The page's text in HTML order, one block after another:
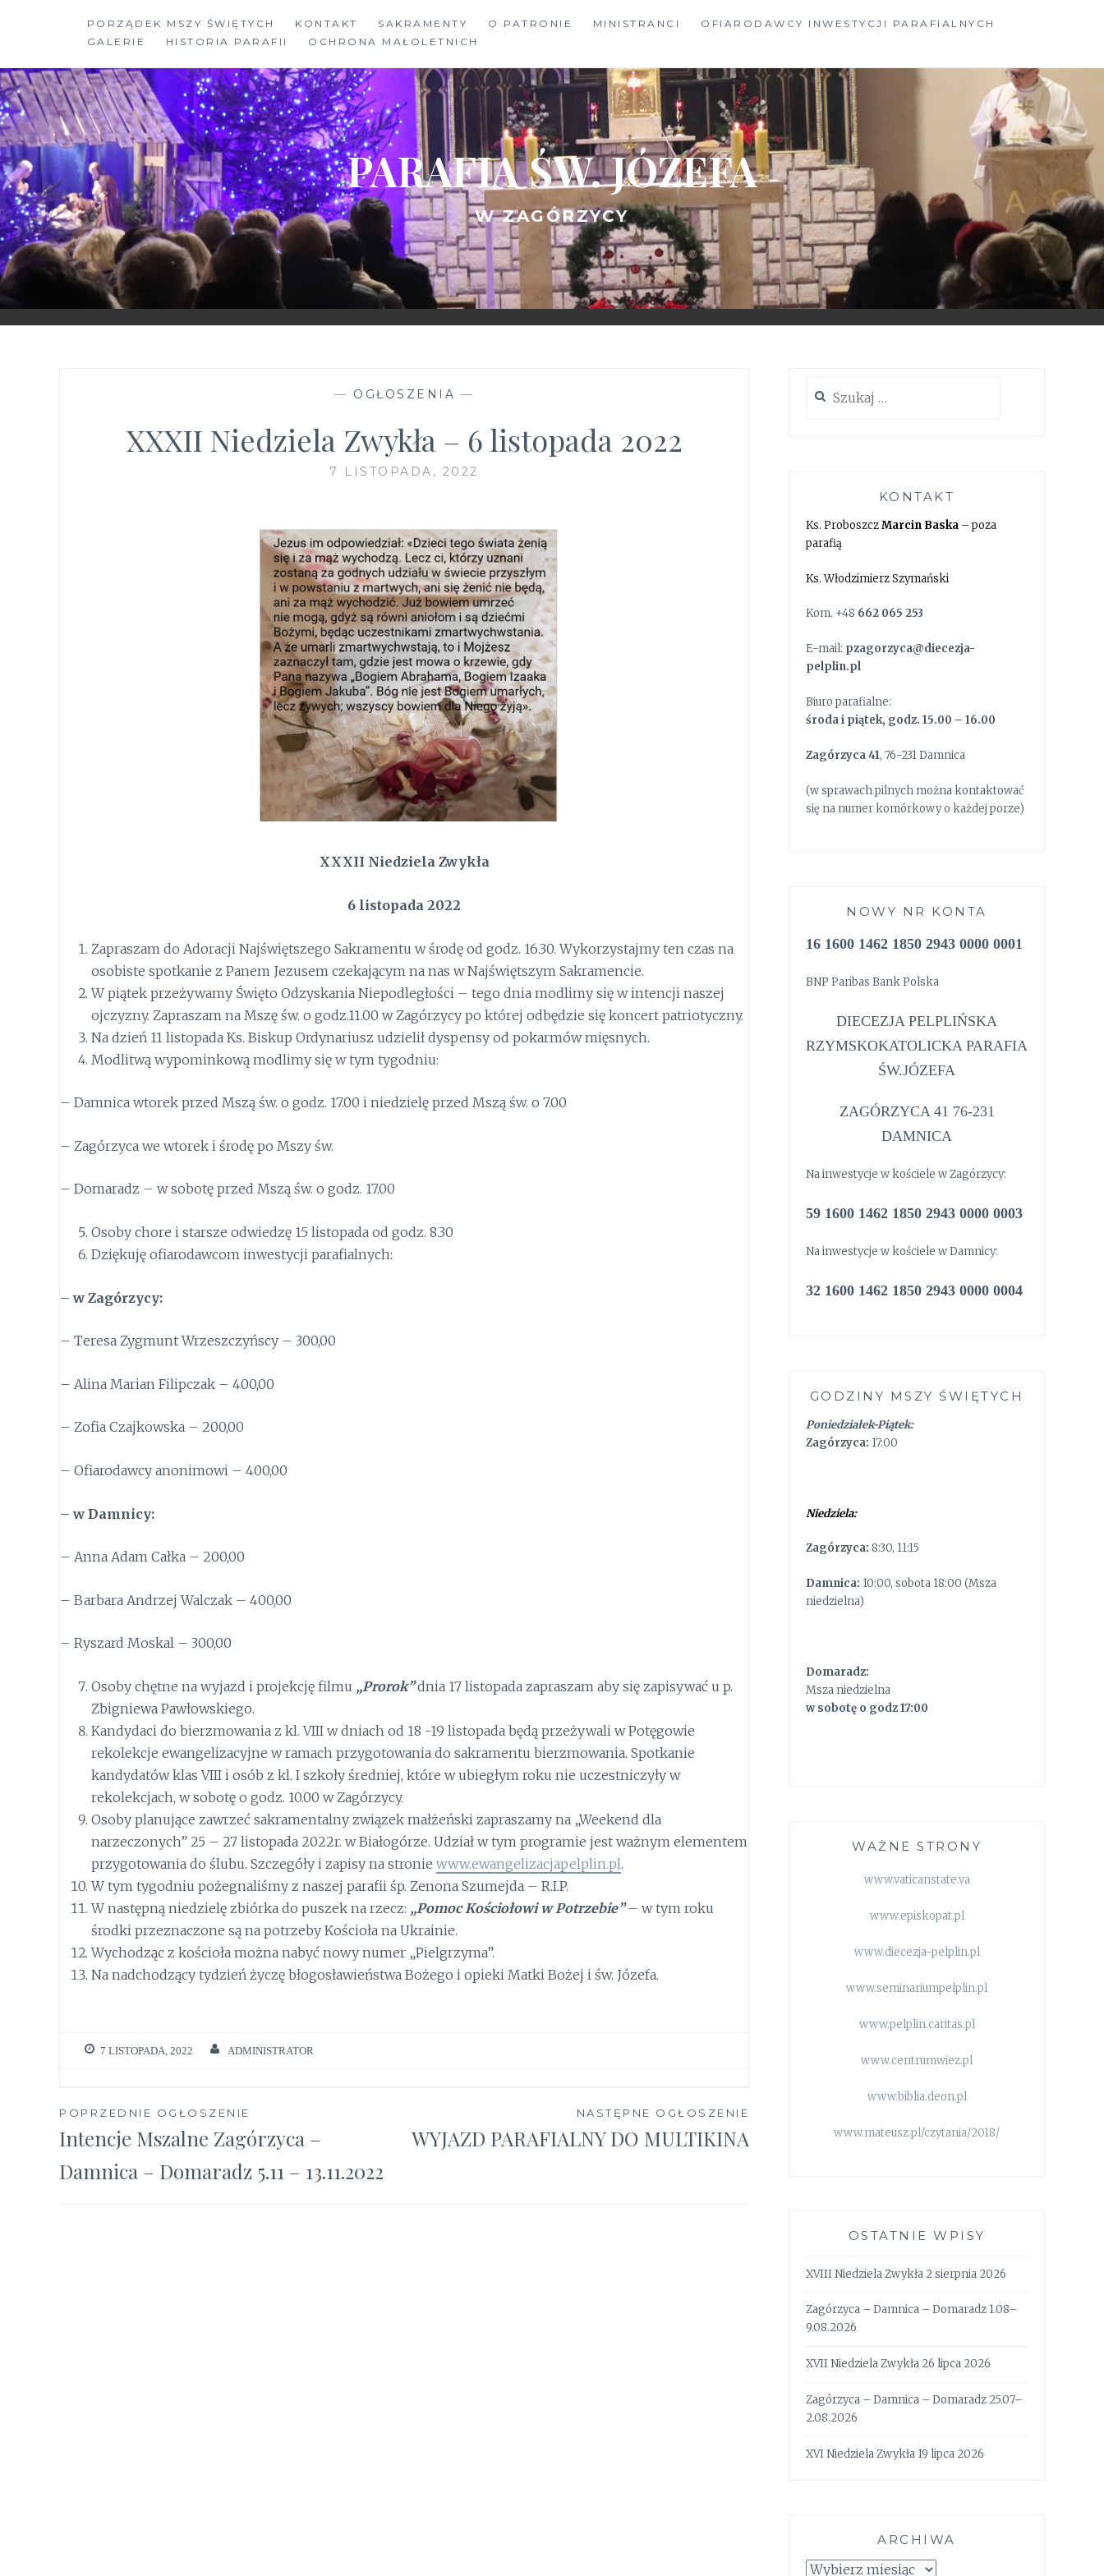
PORZĄDEK MSZY ŚWIĘTYCH KONTAKT SAKRAMENTY O PATRONIE MINISTRANCI
OFIARODAWCY INWESTYCJI PARAFIALNYCH
GALERIE
HISTORIA PARAFII OCHRONA MAŁOLETNICH
PARAFIA ŚW. JÓZEFA
W ZAGÓRZYCY
— OGŁOSZENIA —
XXXII Niedziela Zwykła – 6 listopada 2022
7 LISTOPADA, 2022
XXXII Niedziela Zwykła
6 listopada 2022
Zapraszam do Adoracji Najświętszego Sakramentu w środę od godz. 16.30. Wykorzystajmy ten czas na
osobiste spotkanie z Panem Jezusem czekającym na nas w Najświętszym Sakramencie.
W piątek przeżywamy Święto Odzyskania Niepodległości – tego dnia modlimy się w intencji naszej
ojczyzny. Zapraszam na Mszę św. o godz.11.00 w Zagórzycy po której odbędzie się koncert patriotyczny.
Na dzień 11 listopada Ks. Biskup Ordynariusz udzielił dyspensy od pokarmów mięsnych.
Modlitwą wypominkową modlimy się w tym tygodniu:
– Damnica wtorek przed Mszą św. o godz. 17.00 i niedzielę przed Mszą św. o 7.00
– Zagórzyca we wtorek i środę po Mszy św.
– Domaradz – w sobotę przed Mszą św. o godz. 17.00
Osoby chore i starsze odwiedzę 15 listopada od godz. 8.30
Dziękuję ofiarodawcom inwestycji parafialnych:
– w Zagórzycy:
– Teresa Zygmunt Wrzeszczyńscy – 300,00
– Alina Marian Filipczak – 400,00
– Zofia Czajkowska – 200,00
– Ofiarodawcy anonimowi – 400,00
– w Damnicy:
– Anna Adam Całka – 200,00
– Barbara Andrzej Walczak – 400,00
– Ryszard Moskal – 300,00
Osoby chętne na wyjazd i projekcję filmu „Prorok”dnia 17 listopada zapraszam aby się zapisywać u p.
Zbigniewa Pawłowskiego.
Kandydaci do bierzmowania z kl. VIII w dniach od 18 -19 listopada będą przeżywali w Potęgowie
rekolekcje ewangelizacyjne w ramach przygotowania do sakramentu bierzmowania. Spotkanie
kandydatów klas VIII i osób z kl. I szkoły średniej, które w ubiegłym roku nie uczestniczyły w
rekolekcjach, w sobotę o godz. 10.00 w Zagórzycy.
Osoby planujące zawrzeć sakramentalny związek małżeński zapraszamy na „Weekend dla
narzeczonych” 25 – 27 listopada 2022r. w Białogórze. Udział w tym programie jest ważnym elementem
przygotowania do ślubu. Szczegóły i zapisy na stroniewww.ewangelizacjapelplin.pl.
W tym tygodniu pożegnaliśmy z naszej parafii śp. Zenona Szumejda – R.I.P.
W następną niedzielę zbiórka do puszek na rzecz: „Pomoc Kościołowi w Potrzebie”– w tym roku
środki przeznaczone są na potrzeby Kościoła na Ukrainie.
Wychodząc z kościoła można nabyć nowy numer „Pielgrzyma”.
Na nadchodzący tydzień życzę błogosławieństwa Bożego i opieki Matki Bożej i św. Józefa.
7 LISTOPADA, 2022 ADMINISTRATOR
Nawigacja
wpisu
POPRZEDNIE OGŁOSZENIE
Intencje Mszalne Zagórzyca –
Damnica – Domaradz 5.11 – 13.11.2022
NASTĘPNE OGŁOSZENIE
WYJAZD PARAFIALNY DO MULTIKINA
KONTAKT
Ks. ProboszczMarcin Baska – poza
parafią
Ks. Włodzimierz Szymański
Kom. +48 662 065 253
E-mail: pzagorzyca@diecezja-
pelplin.pl
Biuro parafialne:
środa i piątek, godz. 15.00 – 16.00
Zagórzyca 41, 76-231 Damnica
(w sprawach pilnych można kontaktować
się na numer komórkowy o każdej porze)
NOWY NR KONTA
16 1600 1462 1850 2943 0000 0001
BNP Paribas Bank Polska
DIECEZJA PELPLIŃSKA
RZYMSKOKATOLICKA PARAFIA
ŚW.JÓZEFA
ZAGÓRZYCA 41 76-231
DAMNICA
Na inwestycje w kościele w Zagórzycy:
59 1600 1462 1850 2943 0000 0003
Na inwestycje w kościele w Damnicy:
32 1600 1462 1850 2943 0000 0004
GODZINY MSZY ŚWIĘTYCH
Poniedziałek-Piątek:
Zagórzyca: 17:00
Niedziela:
Zagórzyca: 8:30, 11:15
Damnica: 10:00, sobota 18:00 (Msza
niedzielna)
Domaradz:
Msza niedzielna
w sobotę o godz 17:00
WAŻNE STRONY
www.vaticanstate.va
www.episkopat.pl
www.diecezja-pelplin.pl
www.seminariumpelplin.pl
www.pelplin.caritas.pl
www.centrumwiez.pl
www.biblia.deon.pl
www.mateusz.pl/czytania/2018/
OSTATNIE WPISY
XVIII Niedziela Zwykła 2 sierpnia 2026
Zagórzyca – Damnica – Domaradz 1.08–
9.08.2026
XVII Niedziela Zwykła 26 lipca 2026
Zagórzyca – Damnica – Domaradz 25.07–
2.08.2026
XVI Niedziela Zwykła 19 lipca 2026
ARCHIWA
Archiwa